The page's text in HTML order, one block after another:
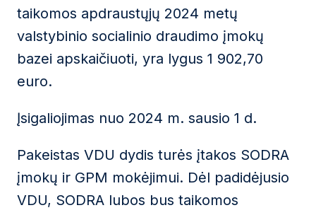
taikomos apdraustųjų 2024 metų
valstybinio socialinio draudimo įmokų
bazei apskaičiuoti, yra lygus 1 902,70
euro.
Įsigaliojimas nuo 2024 m. sausio 1 d.
Pakeistas VDU dydis turės įtakos SODRA
įmokų ir GPM mokėjimui. Dėl padidėjusio
VDU, SODRA lubos bus taikomos